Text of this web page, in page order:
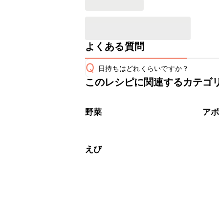
よくある質問
Q 日持ちはどれくらいですか？
こちらのレシピは出来たてをお召し
※日持ちは目安です。
このレシピに関連するカテゴ
野菜 ア
えび